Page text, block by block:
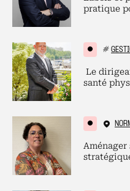
pratique
#
Le
santé